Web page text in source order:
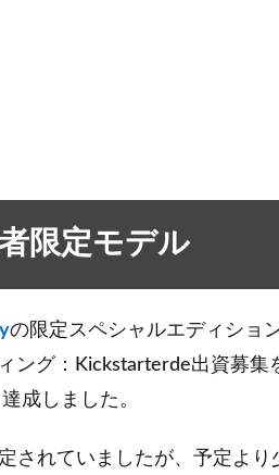
限定モデル
の限定スペシャルエディショ
ング：Kickstarterde出資募集
成しました。
されていましたが、予定より